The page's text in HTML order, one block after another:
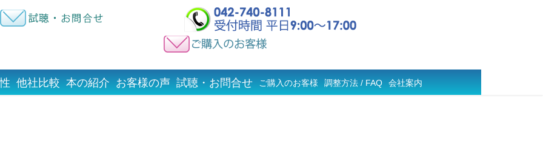
他社比較 本の紹介 お客様の声 試聴・お問合せ ご購入のお客様 調整方法 / FAQ 会社案内